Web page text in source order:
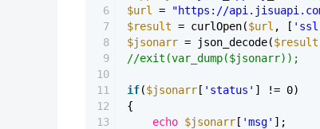
6
7
8
9
10
11
12
13
$url
= "https://api.jisuapi.com/
$result = curlOpen($url , [
$jsonarr = json_decode($result
//exit(var_dump($jsonarr));
if($jsonarr [ 'status' ] != 0)
{
echo $jsonarr [ 'msg' ];